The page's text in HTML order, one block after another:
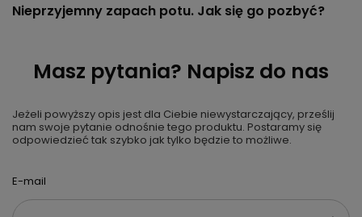
Nieprzyjemny zapach potu. Jak się go pozbyć?
Masz pytania? Napisz do nas
Jeżeli powyższy opis jest dla Ciebie niewystarczający, prześlij
nam swoje pytanie odnośnie tego produktu. Postaramy się
odpowiedzieć tak szybko jak tylko będzie to możliwe.
E-mail